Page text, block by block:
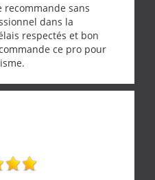
recommande sans
dans la
respectés et bon
ce pro pour